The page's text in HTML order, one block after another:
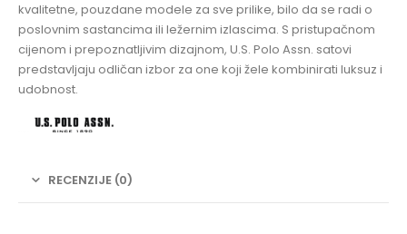
kvalitetne, pouzdane modele za sve prilike, bilo da se radi o
poslovnim sastancima ili ležernim izlascima. S pristupačnom
cijenom i prepoznatljivim dizajnom, U.S. Polo Assn. satovi
predstavljaju odličan izbor za one koji žele kombinirati luksuz i
udobnost.
RECENZIJE (0)